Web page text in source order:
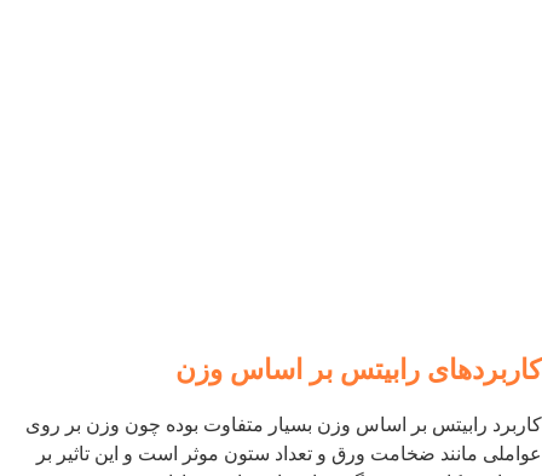
رابیتس بر اساس وزن
رابیتس بر اساس وزن بسیار متفاوت بوده چون وزن بر روی
مانند ضخامت ورق و تعداد ستون موثر است و این تاثیر بر